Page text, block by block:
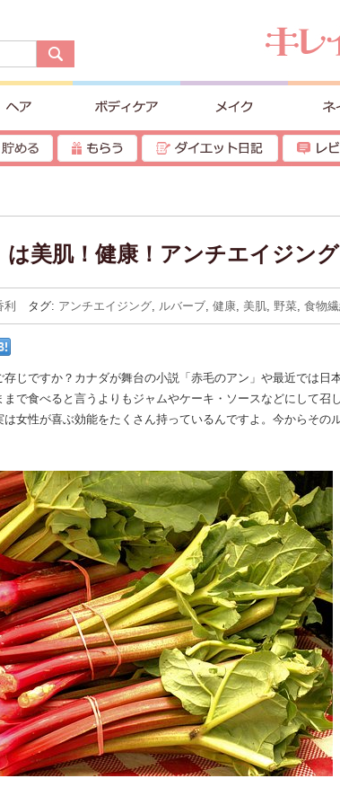
は美肌！健康！アンチエイジン
利 タグ: アンチエイジング, ルバーブ, 健康, 美肌, 野菜, 食物
じですか？カナダが舞台の小説「赤毛のアン」や最近では日
で食べると言うよりもジャムやケーキ・ソースなどにして召
女性が喜ぶ効能をたくさん持っているんですよ。今からその